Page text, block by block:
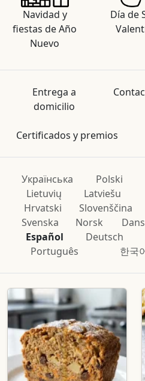
Navidad y
fiestas de Año
Nuevo
Día de
Entrega a
domicilio
Certificados y premios
Українська Polski
Lietuvių
Latviešu
Hrvatski
Slovenščina
Svenska
Norsk
Español
Deutsch
Português
한국